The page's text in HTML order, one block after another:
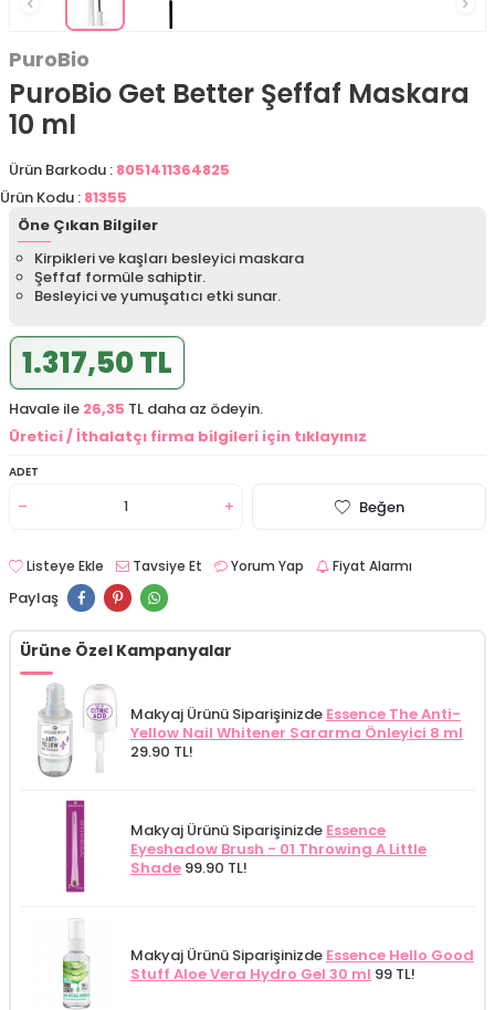
PuroBio
PuroBio Get Better Şeffaf Maskara
10 ml
Ürün Barkodu : 8051411364825
Ürün Kodu : 81355
Öne Çıkan Bilgiler
Kirpikleri ve kaşları besleyici maskara
Şeffaf formüle sahiptir.
Besleyici ve yumuşatıcı etki sunar.
1.317,50 TL
Havale ile 26,35 TL daha az ödeyin.
Üretici / İthalatçı firma bilgileri için tıklayınız
ADET
Beğen
Listeye Ekle Tavsiye Et Yorum Yap Fiyat Alarmı
Paylaş
Ürüne Özel Kampanyalar
Makyaj Ürünü Siparişinizde Essence The Anti-
Yellow Nail Whitener Sararma Önleyici 8 ml
29.90 TL!
Makyaj Ürünü Siparişinizde Essence
Eyeshadow Brush - 01 Throwing A Little
Shade 99.90 TL!
Makyaj Ürünü Siparişinizde Essence Hello Good
Stuff Aloe Vera Hydro Gel 30 ml 99 TL!